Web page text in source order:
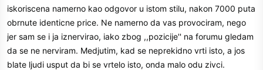
iskoriscena namerno kao odgovor u istom stilu, nakon 7000 puta
obrnute identicne price. Ne namerno da vas provociram, nego
jer sam se i ja iznervirao, iako zbog ,,pozicije'' na forumu gledam
da se ne nerviram. Medjutim, kad se neprekidno vrti isto, a jos
blate ljudi usput da bi se vrtelo isto, onda malo odu zivci.